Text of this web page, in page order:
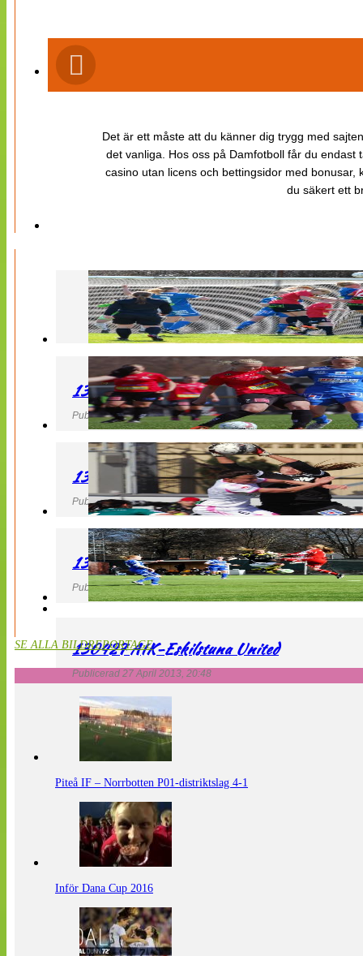
Det är ett måste att du känner dig trygg med
det vanliga. Hos oss på Damfotboll får du
casino utan licens och bettingsidor med
du säkert ett
130427 LB 07 – QBIK
Publicerad 27 April 2013, 22:40
130427 IF Limhamn Bunkeflo – QBIK
Publicerad 27 April 2013, 21:10
130427 LdB FC Malmö – Mallbackens IF
Publicerad 27 April 2013, 20:54
130427 AIK-Eskilstuna United
Publicerad 27 April 2013, 20:48
SE ALLA BILDREPORTAGE
Piteå IF – Norrbotten P01-distriktslag 4-1
Inför Dana Cup 2016